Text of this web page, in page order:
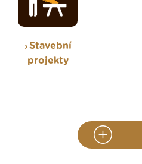
Stavební
projekty